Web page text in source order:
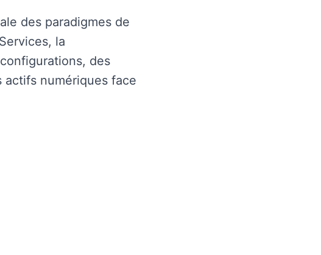
des paradigmes de
la
des
numériques face